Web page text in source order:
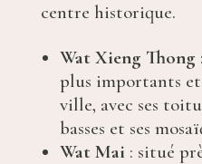
centre historique.
Wat Xieng Thong
plus importants
ville, avec ses
basses et ses
Wat Mai : situé